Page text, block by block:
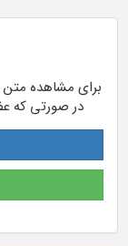
برای مشاهده متن
در صورتی که